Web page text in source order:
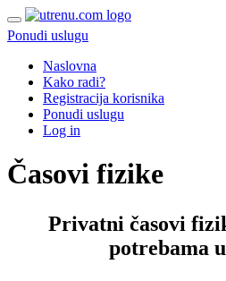
Ponudi uslugu
Naslovna
Kako radi?
Registracija korisnika
Ponudi uslugu
Log in
Časovi fizike
Privatni časovi
potrebama